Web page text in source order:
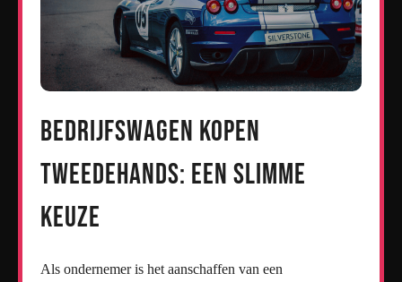
Bedrijfswagen Kopen
Tweedehands: Een Slimme
Keuze
Als ondernemer is het aanschaffen van een